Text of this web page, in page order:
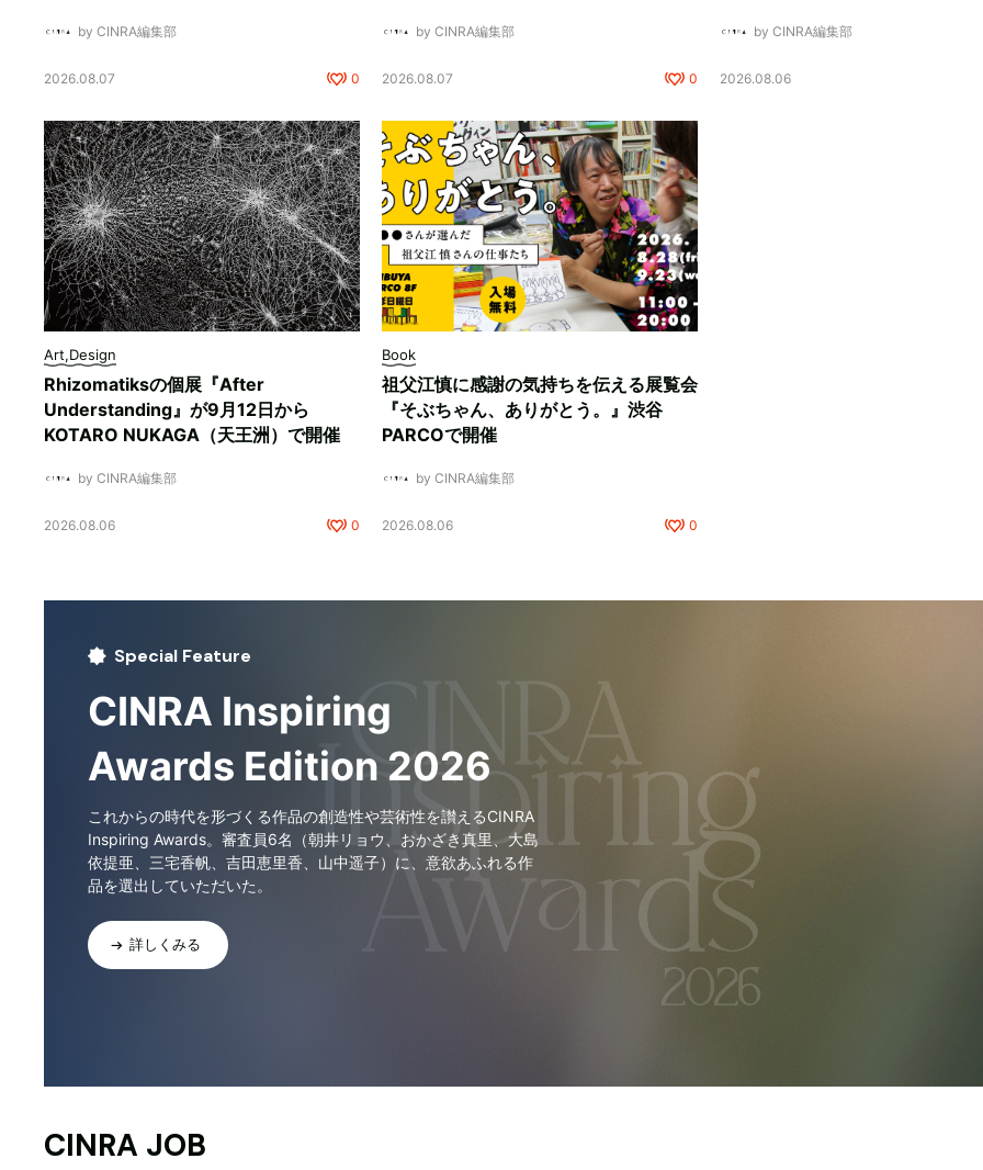
by CINRA編集部
2026.08.07 0
by CINRA編集部
2026.08.07 0
by CINRA編集部
2026.08.06
Art,Design
Rhizomatiksの個展『After
Understanding』が9月12日から
KOTARO NUKAGA（天王洲）で開催
by CINRA編集部
2026.08.06 0
Book
祖父江慎に感謝の気持ちを伝える展覧会
『そぶちゃん、ありがとう。』渋谷
PARCOで開催
by CINRA編集部
2026.08.06 0
Special Feature
CINRA Inspiring
Awards Edition 2026
これからの時代を形づくる作品の創造性や芸術性を讃えるCINRA
Inspiring Awards。審査員6名（朝井リョウ、おかざき真里、大島
依提亜、三宅香帆、吉田恵里香、山中遥子）に、意欲あふれる作
品を選出していただいた。
詳しくみる
CINRA JOB